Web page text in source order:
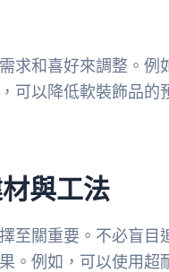
求和喜好來調整。例
可以降低軟裝飾品的
與工法
至關重要。不必盲
。例如，可以使用